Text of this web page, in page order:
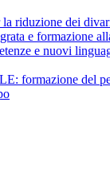
riduzione dei
e formazione
e nuovi
formazione del